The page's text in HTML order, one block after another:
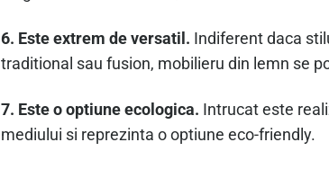
6. Este extrem de versatil. Indiferent daca
traditional sau fusion, mobilieru din lemn se
7. Este o optiune ecologica. Intrucat este
mediului si reprezinta o optiune eco-friendly.